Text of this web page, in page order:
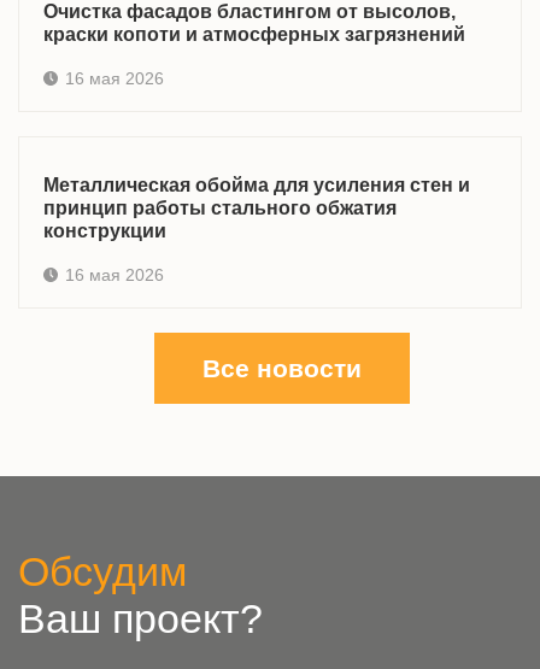
Очистка фасадов бластингом от высолов,
краски копоти и атмосферных загрязнений
16 мая 2026
Металлическая обойма для усиления стен и
принцип работы стального обжатия
конструкции
16 мая 2026
Все новости
Обсудим
Ваш проект?